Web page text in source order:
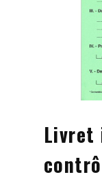
Livret